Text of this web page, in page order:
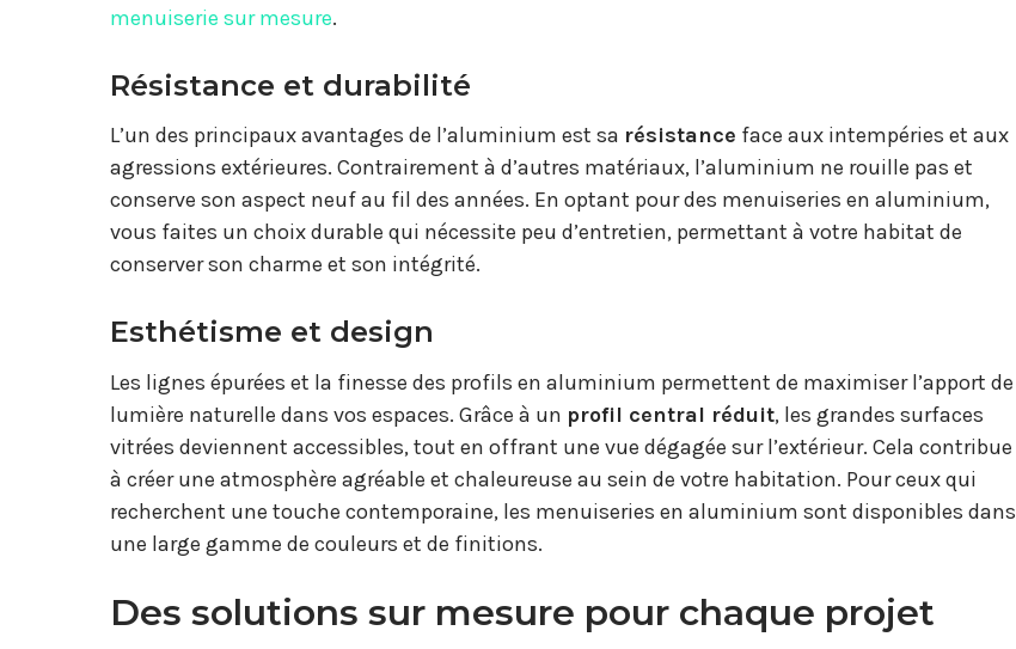
menuiserie sur mesure.
Résistance et durabilité
L’un des principaux avantages de l’aluminium est sa résistance face aux intempéries et aux
agressions extérieures. Contrairement à d’autres matériaux, l’aluminium ne rouille pas et
conserve son aspect neuf au fil des années. En optant pour des menuiseries en aluminium,
vous faites un choix durable qui nécessite peu d’entretien, permettant à votre habitat de
conserver son charme et son intégrité.
Esthétisme et design
Les lignes épurées et la finesse des profils en aluminium permettent de maximiser l’apport de
lumière naturelle dans vos espaces. Grâce à un profil central réduit, les grandes surfaces
vitrées deviennent accessibles, tout en offrant une vue dégagée sur l’extérieur. Cela contribue
à créer une atmosphère agréable et chaleureuse au sein de votre habitation. Pour ceux qui
recherchent une touche contemporaine, les menuiseries en aluminium sont disponibles dans
une large gamme de couleurs et de finitions.
Des solutions sur mesure pour chaque projet